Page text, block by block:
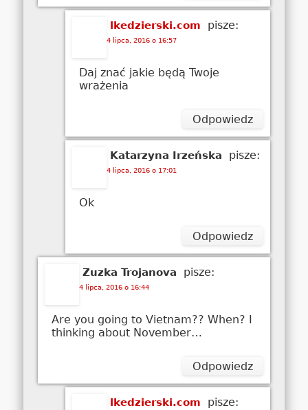
lkedzierski.com pisze:
4 lipca, 2016 o 16:57
Daj znać jakie będą Twoje
wrażenia
Odpowiedz
Katarzyna Irzeńska pisze:
4 lipca, 2016 o 17:01
Ok
Odpowiedz
Zuzka Trojanova pisze:
4 lipca, 2016 o 16:44
Are you going to Vietnam?? When? I
thinking about November…
Odpowiedz
lkedzierski.com pisze: